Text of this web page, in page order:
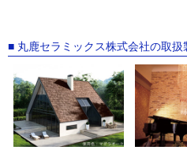
■ 丸鹿セラミックス株式会社の取扱